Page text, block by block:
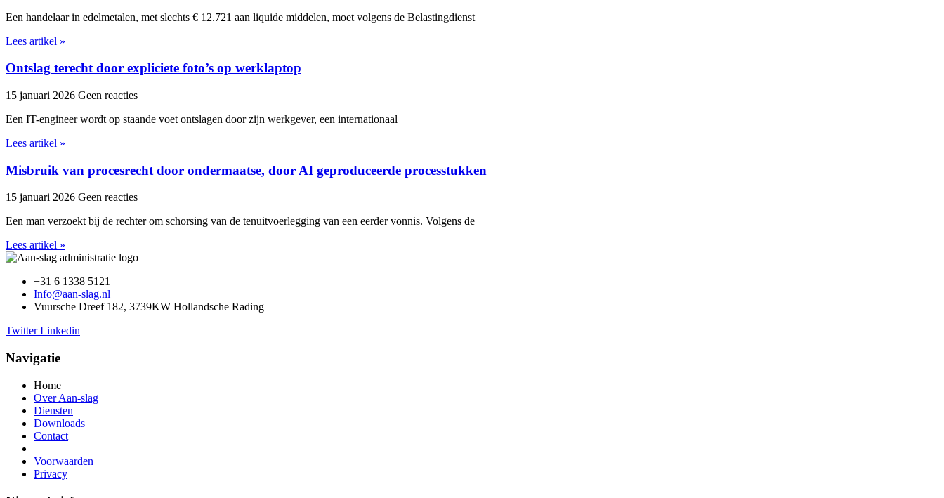
Een handelaar in edelmetalen, met slechts € 12.721 aan liquide middelen, moet volgens de Belastingdienst
Lees artikel »
Ontslag terecht door expliciete foto’s op werklaptop
15 januari 2026 Geen reacties
Een IT-engineer wordt op staande voet ontslagen door zijn werkgever, een internationaal
Lees artikel »
Misbruik van procesrecht door ondermaatse, door AI geproduceerde processtukken
15 januari 2026 Geen reacties
Een man verzoekt bij de rechter om schorsing van de tenuitvoerlegging van een eerder vonnis. Volgens de
Lees artikel »
+31 6 1338 5121
Info@aan-slag.nl
Vuursche Dreef 182, 3739KW Hollandsche Rading
Twitter Linkedin
Navigatie
Home
Over Aan-slag
Diensten
Downloads
Contact
Voorwaarden
Privacy